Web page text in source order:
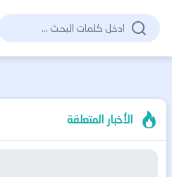
الأخبار المتعلقة